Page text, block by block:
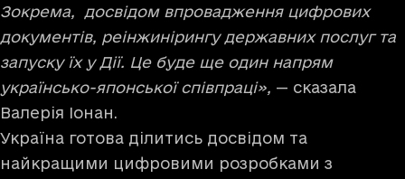
Зокрема, досвідом впровадження цифрових
документів, реінжинірингу державних послуг та
запуску їх у Дії. Це буде ще один напрям
українсько-японської співпраці», — сказала
Валерія Іонан.
Україна готова ділитись досвідом та
найкращими цифровими розробками з